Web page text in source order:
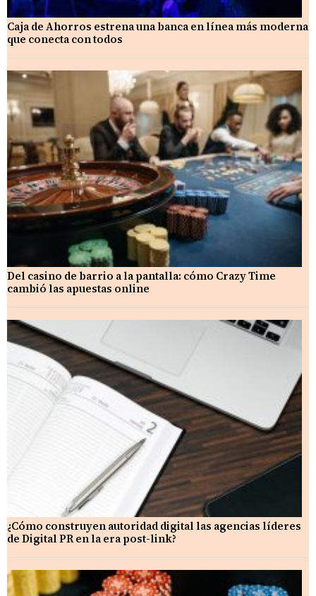
Caja de Ahorros estrena una banca en línea más moderna
que conecta con todos
Del casino de barrio a la pantalla: cómo Crazy Time
cambió las apuestas online
¿Cómo construyen autoridad digital las agencias líderes
de Digital PR en la era post-link?